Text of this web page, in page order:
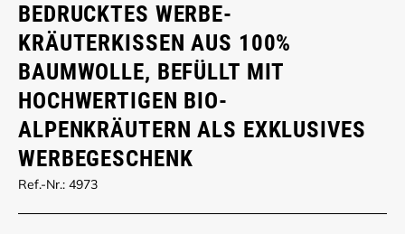
BEDRUCKTES WERBE-
KRÄUTERKISSEN AUS 100%
BAUMWOLLE, BEFÜLLT MIT
HOCHWERTIGEN BIO-
ALPENKRÄUTERN ALS EXKLUSIVES
WERBEGESCHENK
Ref.-Nr.: 4973